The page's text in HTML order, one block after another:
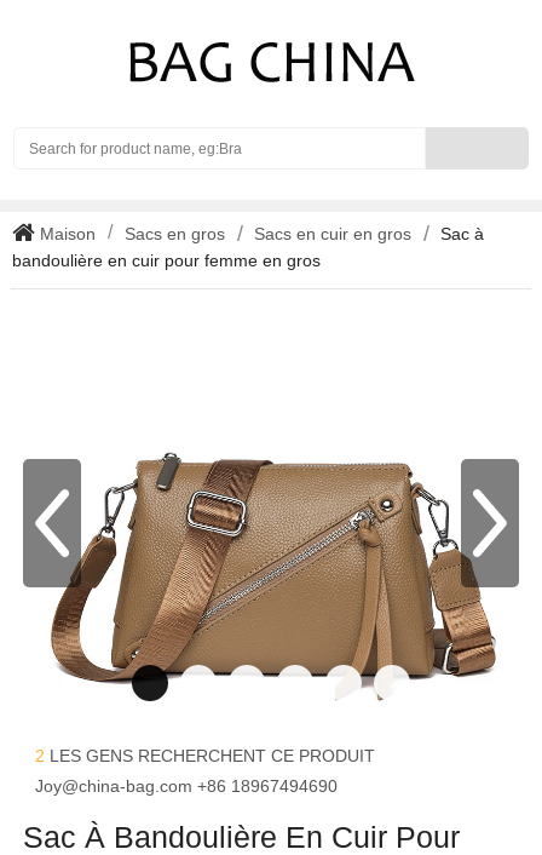
Maison Sacs en gros Sacs en cuir en gros
Sac à
bandoulière en cuir pour femme en gros
2 LES GENS RECHERCHENT CE PRODUIT
Joy@china-bag.com +86 18967494690
Sac À Bandoulière En Cuir Pour